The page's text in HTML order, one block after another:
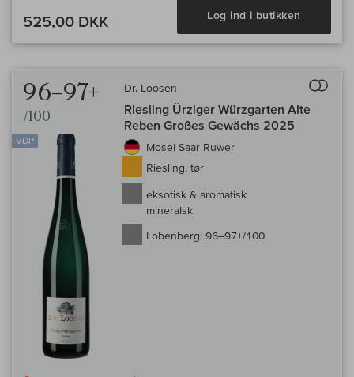
525,00 DKK Log ind i butikken
96–97+
/100
VDP
Dr. Loosen
Riesling Ürziger Würzgarten Alte
Reben Großes Gewächs 2025
Mosel Saar Ruwer
Riesling, tør
eksotisk & aromatisk
mineralsk
Lobenberg: 96–97+/100